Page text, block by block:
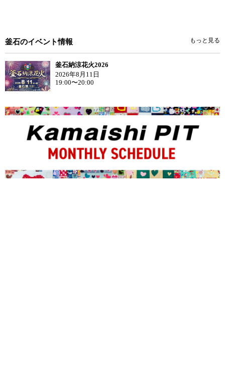
釜石のイベント情報 もっと見る
釜石納涼花火2026
2026年8月11日
19:00〜20:00